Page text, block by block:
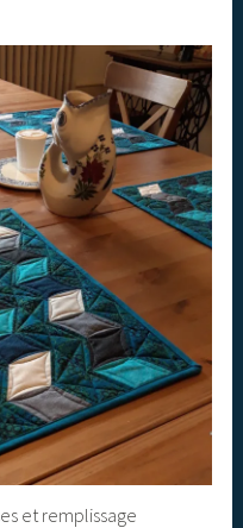
et remplissage